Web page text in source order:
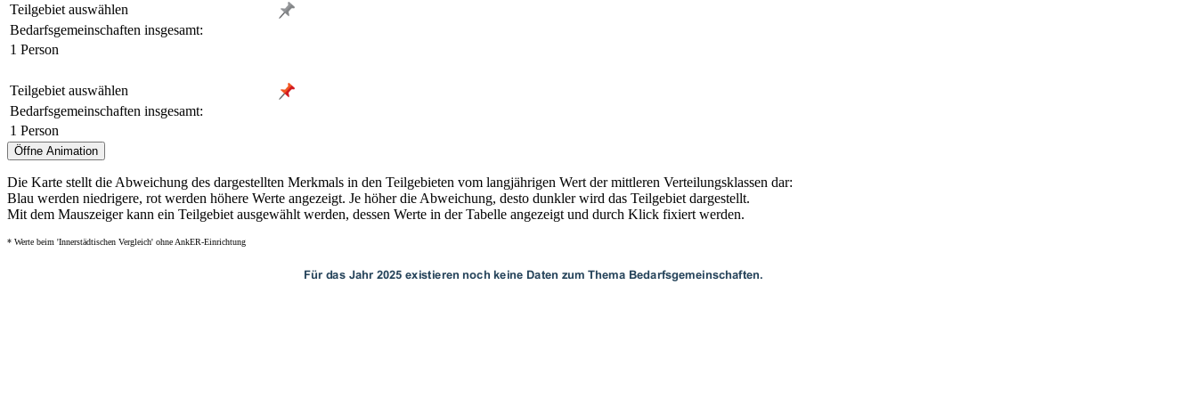
Teilgebiet auswählen
Bedarfsgemeinschaften insgesamt:
1 Person
Teilgebiet auswählen
Bedarfsgemeinschaften insgesamt:
1 Person
Die Karte stellt die Abweichung des dargestellten Merkmals in den Teilgebieten vom langjährigen Wert der mittleren Verteilungsklassen dar:
Blau werden niedrigere, rot werden höhere Werte angezeigt. Je höher die Abweichung, desto dunkler wird das Teilgebiet dargestellt.
Mit dem Mauszeiger kann ein Teilgebiet ausgewählt werden, dessen Werte in der Tabelle angezeigt und durch Klick fixiert werden.
* Werte beim 'Innerstädtischen Vergleich' ohne AnkER-Einrichtung